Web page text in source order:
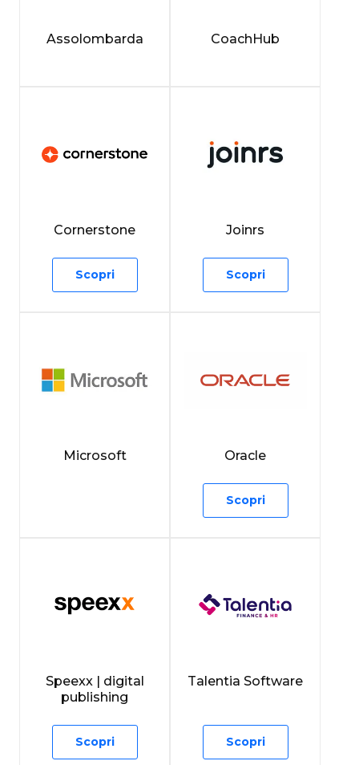
Assolombarda CoachHub
Cornerstone
Scopri
Joinrs
Scopri
Microsoft Oracle
Scopri
Speexx | digital
publishing
Scopri
Talentia Software
Scopri